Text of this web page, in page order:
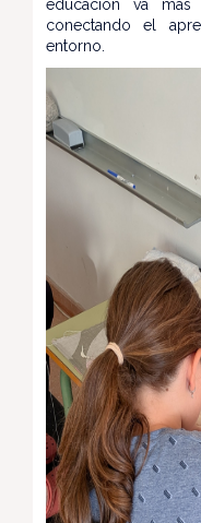
educación va
conectando el
entorno.